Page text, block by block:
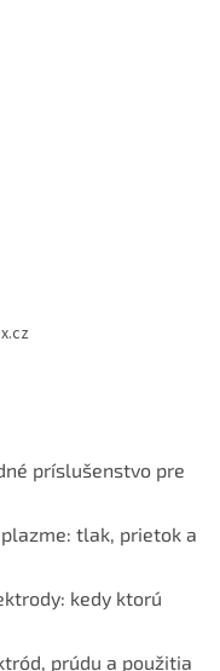
príslušenstvo pre
tlak, prietok a
kedy ktorú
prúdu a použitia